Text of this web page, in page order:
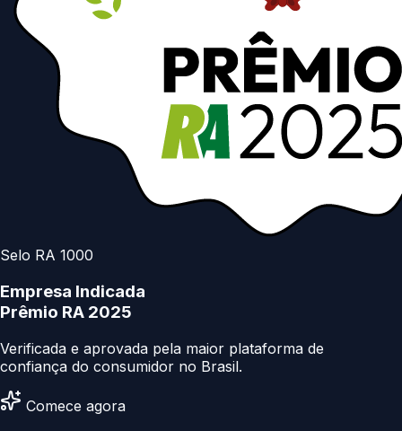
Selo RA 1000
Empresa Indicada
Prêmio RA 2025
Verificada e aprovada pela maior plataforma de
confiança do consumidor no Brasil.
Comece agora